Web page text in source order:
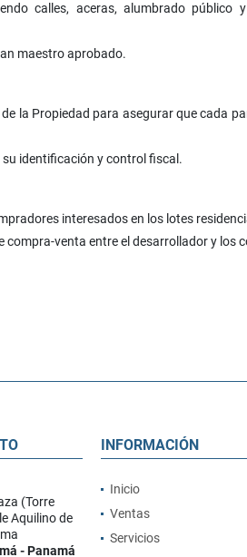
calles, aceras, alumbrado público
maestro aprobado.
la Propiedad para asegurar que cada
identificación y control fiscal.
interesados en los lotes
venta entre el desarrollador y los
(Torre
Aquilino de
- Panamá
INFORMACIÓN
Inicio
Ventas
Servicios